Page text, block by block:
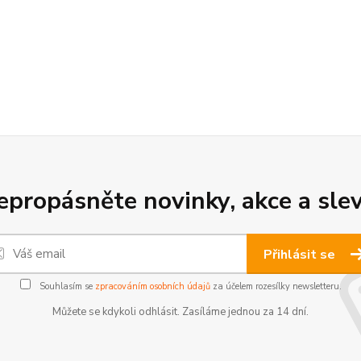
novinky, akce a
Přihlásit se
Souhlasím se zpracováním osobních údajůza účelem rozesílky newsletteru.
Můžete se kdykoli odhlásit. Zasíláme jednou za 14 dní.